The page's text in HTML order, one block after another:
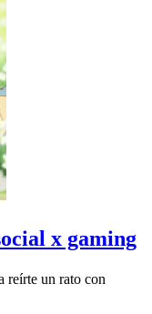
x gaming
reírte un rato con